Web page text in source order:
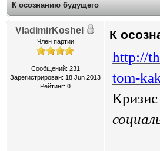
К осознанию будущего
VladimirKoshel
Член партии
Сообщений: 231
Зарегистрирован: 18 Jun 2013
Рейтинг: 0
К
http://
tom-
Кризис